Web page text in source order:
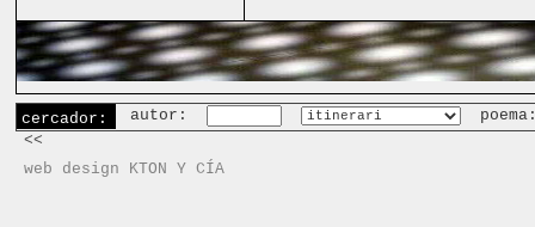
cercador: autor:
<<
web design KTON Y CÍA